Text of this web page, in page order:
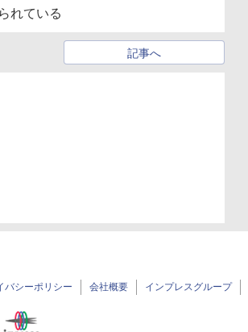
れている
記事へ
バシーポリシー 会社概要 インプレスグループ